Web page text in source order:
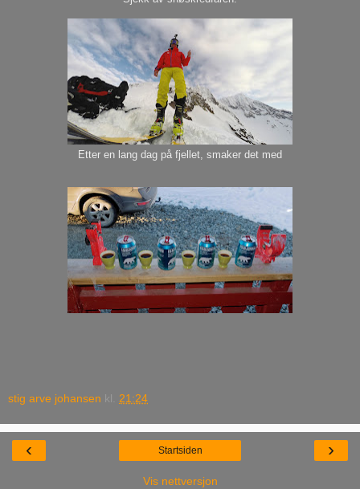
Etter en lang dag på fjellet, smaker det med
stig arve johansen kl. 21:24
‹ ›
Startsiden
Vis nettversjon